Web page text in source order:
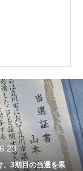
、3期目の当選を果